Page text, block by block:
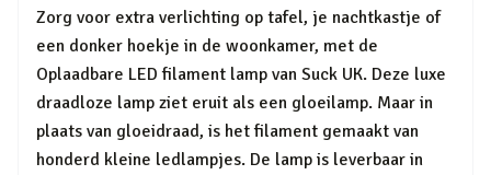
Zorg voor extra verlichting op tafel, je nachtkastje of
een donker hoekje in de woonkamer, met de
Oplaadbare LED filament lamp van Suck UK. Deze luxe
draadloze lamp ziet eruit als een gloeilamp. Maar in
plaats van gloeidraad, is het filament gemaakt van
honderd kleine ledlampjes. De lamp is leverbaar in